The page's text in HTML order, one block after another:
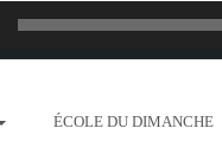
ÉCOLE DU DIMANCHE